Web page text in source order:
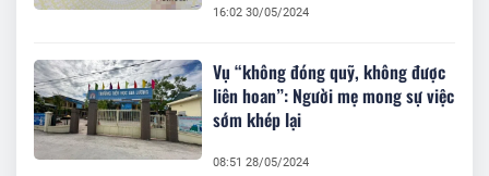
16:02 30/05/2024
Vụ “không đóng quỹ, không được
liên hoan”: Người mẹ mong sự việc
sớm khép lại
08:51 28/05/2024